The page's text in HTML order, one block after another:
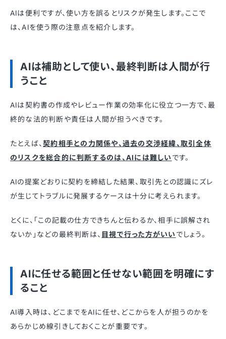
AIは便利ですが、使い方を誤るとリスクが発生します。ここで
は、AIを使う際の注意点を紹介します。
AIは補助として使い、最終判断は人間が行
うこと
AIは契約書の作成やレビュー作業の効率化に役立つ一方で、最
終的な法的判断や責任は人間が担うべきです。
たとえば、契約相手との力関係や、過去の交渉経緯、取引全体
のリスクを総合的に判断するのは、AIには難しい です。
AIの提案どおりに契約を締結した結果、取引先との認識にズレ
が生じてトラブルに発展するケースは十分に考えられます。
とくに、「この記載の仕方できちんと伝わるか、相手に誤解され
ないか」などの最終判断は、 目視で行った方がいい でしょう。
AIに任せる範囲と任せない範囲を明確にす
ること
AI導入時は、どこまでをAIに任せ、どこからを人が担うのかを
あらかじめ線引きしておくことが重要です。